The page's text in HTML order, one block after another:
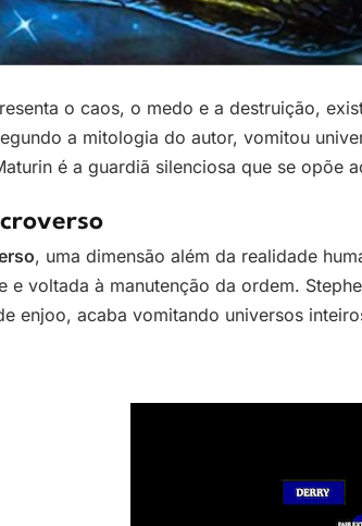
o caos, o medo e a destruição,
a mitologia do autor, vomitou
é a guardiã silenciosa que se
, uma dimensão além da realidade
e voltada à manutenção da ordem.
enjoo, acaba vomitando universos